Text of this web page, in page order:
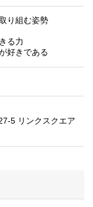
り組む姿勢
る力
好きである
5 リンクスクエア